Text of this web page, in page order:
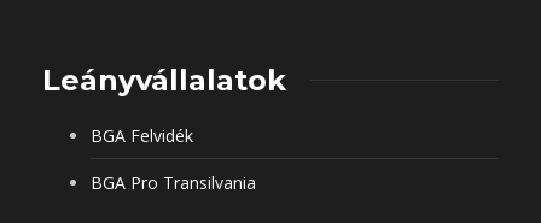
Leányvállalatok
BGA Felvidék
BGA Pro Transilvania